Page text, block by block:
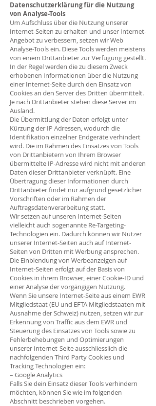
Datenschutzerklärung für die Nutzung
von Analyse-Tools
Um Aufschluss über die Nutzung unserer
Internet-Seiten zu erhalten und unser Internet-
Angebot zu verbessern, setzen wir Web
Analyse-Tools ein. Diese Tools werden meistens
von einem Drittanbieter zur Verfügung gestellt.
In der Regel werden die zu diesem Zweck
erhobenen Informationen über die Nutzung
einer Internet-Seite durch den Einsatz von
Cookies an den Server des Dritten übermittelt.
Je nach Drittanbieter stehen diese Server im
Ausland.
Die Übermittlung der Daten erfolgt unter
Kürzung der IP Adressen, wodurch die
Identifikation einzelner Endgeräte verhindert
wird. Die im Rahmen des Einsatzes von Tools
von Drittanbietern von Ihrem Browser
übermittelte IP-Adresse wird nicht mit anderen
Daten dieser Drittanbieter verknüpft. Eine
Übertragung dieser Informationen durch
Drittanbieter findet nur aufgrund gesetzlicher
Vorschriften oder im Rahmen der
Auftragsdatenverarbeitung statt.
Wir setzen auf unseren Internet-Seiten
vielleicht auch sogenannte Re-Targeting-
Technologien ein. Dadurch können wir Nutzer
unserer Internet-Seiten auch auf Internet-
Seiten von Dritten mit Werbung ansprechen.
Die Einblendung von Werbeanzeigen auf
Internet-Seiten erfolgt auf der Basis von
Cookies in ihrem Browser, einer Cookie-ID und
einer Analyse der vorgängigen Nutzung.
Wenn Sie unsere Internet-Seite aus einem EWR
Mitgliedstaat (EU und EFTA Mitgliedstaaten mit
Ausnahme der Schweiz) nutzen, setzen wir zur
Erkennung von Traffic aus dem EWR und
Steuerung des Einsatzes von Tools sowie zu
Fehlerbehebungen und Optimierungen
unserer Internet-Seite ausschliesslich die
nachfolgenden Third Party Cookies und
Tracking Technologien ein:
– Google Analytics
Falls Sie dein Einsatz dieser Tools verhindern
möchten, können Sie wie im folgenden
Abschnitt beschrieben vorgehen.